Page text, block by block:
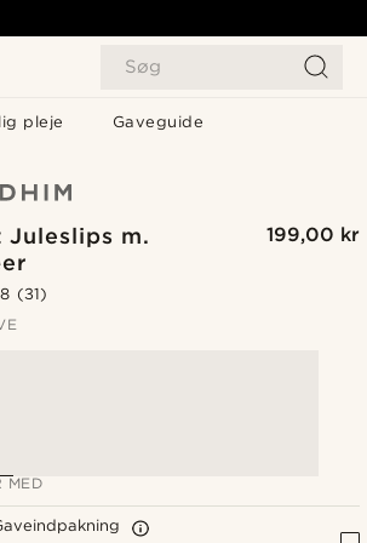
Søg
pleje Gaveguide
m.
199,00 kr
(31)
MED